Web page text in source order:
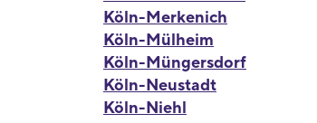
Köln-Merkenich
Köln-Mülheim
Köln-Müngersdorf
Köln-Neustadt
Köln-Niehl